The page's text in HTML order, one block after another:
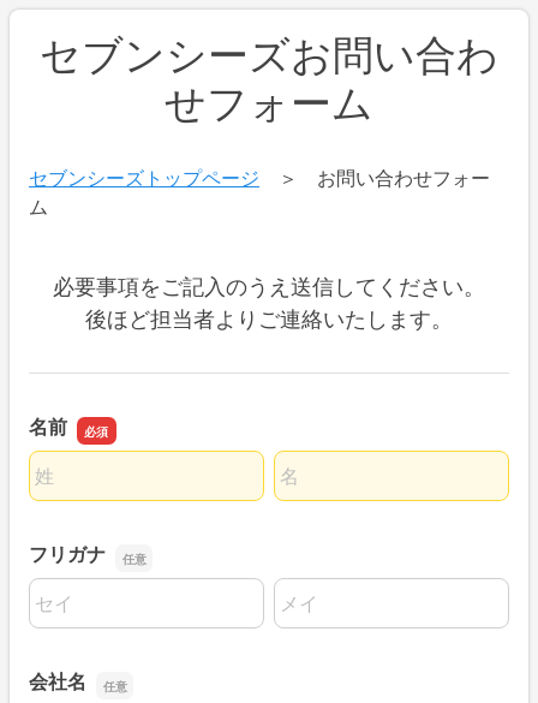
セブンシーズお問い合わ
せフォーム
セブンシーズトップページ ＞ お問い合わせフォー
ム
必要事項をご記入のうえ送信してください。
後ほど担当者よりご連絡いたします。
名前
名前の姓
名前の名
フリガナ
名前の姓
名前の名
会社名